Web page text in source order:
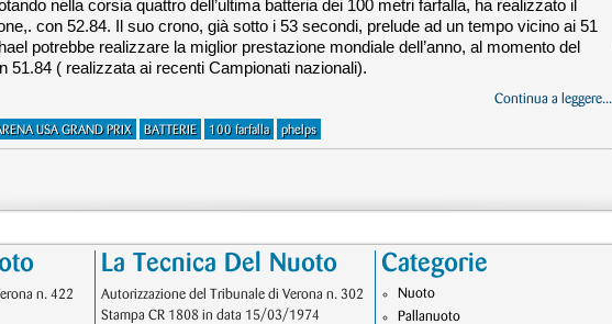
nella corsia quattro dell’ultima batteria dei 100 metri farfalla, ha realizzato il
con 52.84. Il suo crono, già sotto i 53 secondi, prelude ad un tempo vicino ai 51
potrebbe realizzare la miglior prestazione mondiale dell’anno, al momento del
51.84 ( realizzata ai recenti Campionati nazionali).
Continua a leggere...
USA GRAND PRIX BATTERIE 100 farfalla phelps
n. 422
La Tecnica Del Nuoto
Autorizzazione del Tribunale di Verona n. 302
Stampa CR 1808 in data 15/03/1974
Categorie
Nuoto
Pallanuoto